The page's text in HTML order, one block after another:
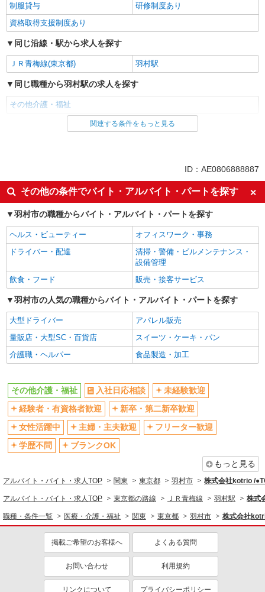
制服貸与
研修制度あり
資格取得支援制度あり
同じ沿線・駅から求人を探す
ＪＲ青梅線(東京都) 羽村駅
同じ職種から羽村駅の求人を探す
その他介護・福祉
同じ雇用形態から羽村駅の求人を探す
入社日応相談
未経験歓迎
経験者・有資格者歓迎
新卒・第二新卒歓迎
女性活躍中
主婦・主夫歓迎
フリーター歓迎
学歴不問
ブランクOK
ミドル（40代～）活躍中
エルダー（50代～）活躍中
シニア（60代～）活躍中
高収入・高額
ボーナス・賞与あり
昇給あり
完全週休2日制
フルタイム歓迎
禁煙・分煙
駅直結・駅チカ
車通勤OK
バイク通勤OK
自転車通勤OK
社会保険あり
産休・育休取得実績あり
退職金・財形貯蓄制度あり
各種手当（家族・役職・インセン
ティブなど）あり
制服貸与
研修制度あり
資格取得支援制度あり
医療・介護・福祉
同じ特徴から求人を探す
未経験歓迎
ミドル（40代～）活躍中
ボーナス・賞与あり
車通勤OK
社会保険あり
産休・育休取得実績あり
関連する条件をもっと見る
ID：AE0806888887
その他の条件でバイト・アルバイト・パートを探す
羽村市の職種からバイト・アルバイト・パートを探す
ヘルス・ビューティー
オフィスワーク・事務
ドライバー・配達
清掃・警備・ビルメンテナンス・
設備管理
飲食・フード
販売・接客サービス
羽村市の人気の職種からバイト・アルバイト・パートを探す
大型ドライバー
アパレル販売
量販店・大型SC・百貨店
スイーツ・ケーキ・パン
介護職・ヘルパー
食品製造・加工
その他介護・福祉 入社日応相談
未経験歓迎
経験者・有資格者歓迎
新卒・第二新卒歓迎
女性活躍中
主婦・主夫歓迎
フリーター歓迎
学歴不問
ブランクOK
もっと見る
アルバイト・バイト・求人TOP 関東 東京都 羽村市 株式会社kotrio /
アルバイト・バイト・求人TOP 東京都の路線 ＪＲ青梅線 羽村駅 株式
職種・条件一覧 医療・介護・福祉 関東 東京都 羽村市 株式会社
掲載ご希望のお客様へ よくある質問
お問い合わせ 利用規約
リンクについて プライバシーポリシー